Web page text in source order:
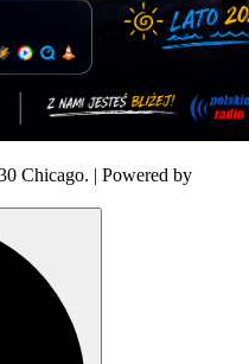
Chicago. | Powered by